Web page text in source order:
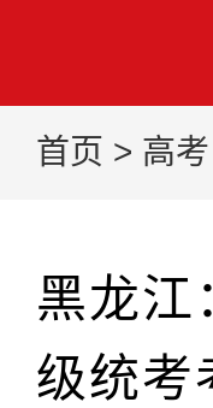
首页 > 高考
黑龙江
级统考